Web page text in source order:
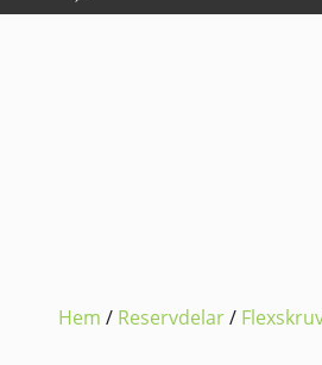
Hem / Reservdelar/